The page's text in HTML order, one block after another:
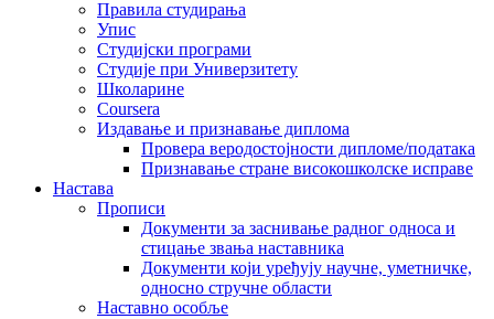
Правила студирања
Упис
Студијски програми
Студије при Универзитету
Школарине
Coursera
Издавање и признавање диплома
Провера веродостојности дипломе/података
Признавање стране високошколске исправе
Настава
Прописи
Документи за заснивање радног односа и
стицање звања наставника
Документи који уређују научне, уметничке,
односно стручне области
Наставно особље